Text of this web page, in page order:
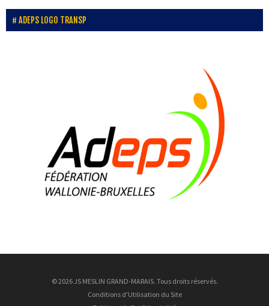
6 Août
8 Août
Brice Bousez
27 ans
9 Août
ADEPS LOGO TRANSP
© 2026 JS MESLIN GRAND-MARAIS. Tous droits réservés.
Conditions d'Utilisation du Site